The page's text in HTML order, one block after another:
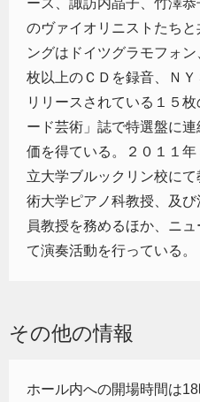
ース、諏訪内晶子、竹澤
のヴァイオリニストたち
ングはドイツグラモフォ
枚以上のＣＤを録音、Ｎ
リリースされている１５
ード芸術」誌で特選盤に
価を得ている。２０１１
立大学ブルックリン校に
術大学ピアノ科教授、及
員教授を務めるほか、ニ
て演奏活動を行っている。
その他の情報
ホール内への開場時間は